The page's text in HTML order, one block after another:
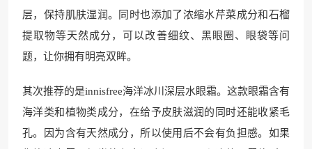
层，保持肌肤湿润。同时也添加了浓缩水芹菜成分和石榴
提取物等天然成分，可以改善细纹、黑眼圈、眼袋等问
题，让你拥有明亮双眸。
其次推荐的是innisfree海洋冰川深层水眼霜。这款眼霜含有
海洋类和植物类成分，在给予皮肤滋润的同时还能收紧毛
孔。因为含有天然成分，所以使用后不会有负担感。如果